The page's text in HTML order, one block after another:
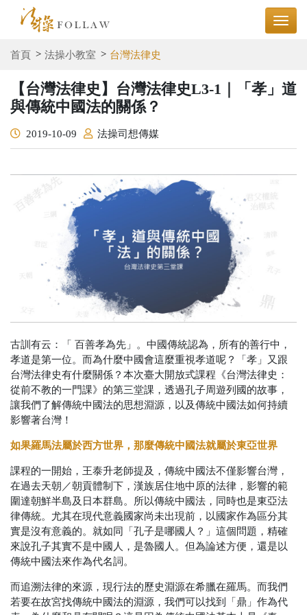
首頁 法操小教室 台灣法律史
【台灣法律史】台灣法律史L3-1｜「孝」道
與傳統中國法的關係？
2019-10-09 法操司想傳媒
古訓有云：「 百善孝為先」。中國傳統認為，所有的善行中，
孝道是第一位。而為什麼中國會這麼重視孝道呢？「孝」又跟
台灣法律史有什麼關係？本次臺大開放式課程《台灣法律史：
從前不教的一門課》的第三堂課，透過孔子周遊列國的故事，
讓我們了解傳統中國法的思想淵源，以及傳統中國法如何持續
影響著台灣！
如果羅馬法屬於西方世界，那麼傳統中國法就屬於東亞世界
課程的一開始，王泰升老師提及，傳統中國法不僅影響台灣，
在過去天朝／朝貢體制下，漢族居住地中原的法律，影響的範
圍達朝鮮半島及日本群島。所以傳統中國法，同時也是東亞法
律傳統。尤其在現代意義國家尚未出現前，以國家作為區分其
實是沒有意義的。就如同「孔子是哪國人？」這個問題，精確
來說孔子其實不是中國人，是魯國人。但為論述方便，還是以
傳統中國法來作為代名詞。
而追溯法律的來源，現行法的歷史淵源在希臘在羅馬。而我們
若要在故宮找傳統中國法的淵源，我們可以找到「鼎」作為代